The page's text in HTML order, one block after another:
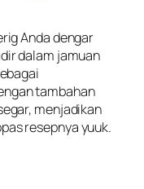
Anda dengar
dalam jamuan
tambahan
menjadikan
resepnya yuuk.